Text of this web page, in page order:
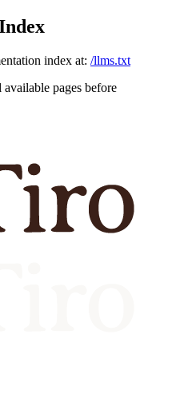
index at: /llms.txt
pages before